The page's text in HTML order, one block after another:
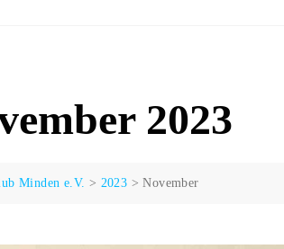
2023
Minden e.V. > 2023 >November